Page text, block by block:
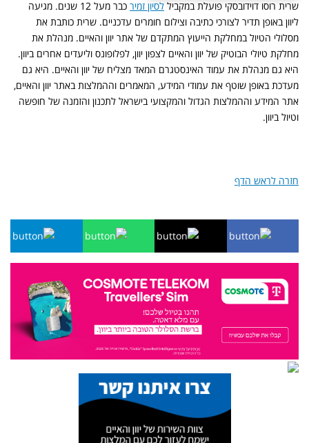
שרית רוסו דוידובסקי פועלת במקביל לסיון זמיר
כבר מעל 12 שנים. מגיעה
ליוון באופן תדיר לצורכי כתיבה וצילום חומרים עדכניים. שרית כותבת את
מסלולי הטיול במחלקת הייעוץ המתקדם של אתר יוון והאיים. מנהלת את
מחלקת טיולי הבוטיק של יוון והאיים לצפון יוון, לפלופונס וליעדים אחרים ביוון.
היא גם מנהלת את עמוד האינסטגרם המאד מצליח של יוון והאיים. היא גם
מעדכת באופן שוטף את עמודי המידע, המאמרים וההמלצות באתר יוון והאיים,
אתר המידע וההמלצות הגדול והמקצועי בישראל לתכנון והזמנה של חופשה
וטיול ביוון.
חזרה לראש הדף